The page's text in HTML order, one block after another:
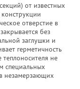
от известных
отверстие в
без
заглушки и
герметичность
теплоносителя не
специальных
незамерзающих